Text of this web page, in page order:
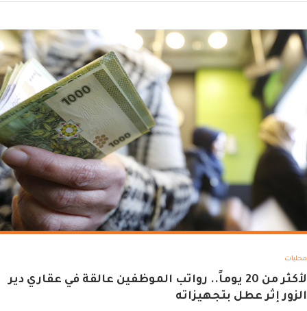
محليات
لأكثر من 20 يوماً.. رواتب الموظفين عالقة في عقاري دير
الزور إثر عطل بتجهيزاته